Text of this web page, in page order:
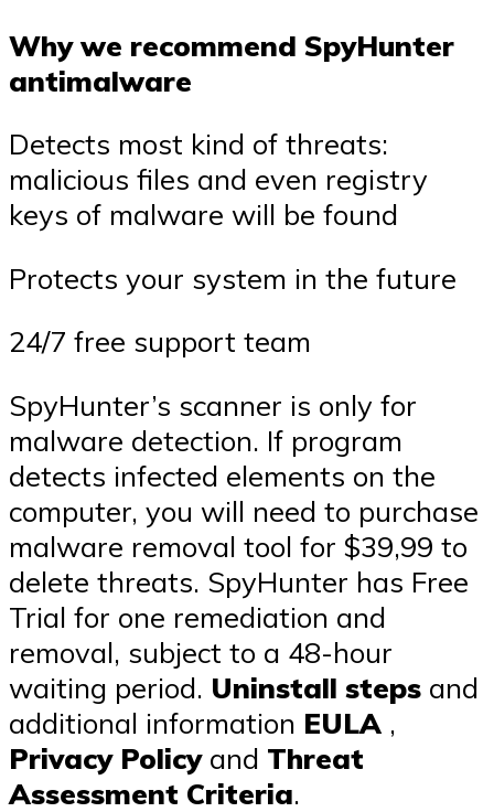
Why we recommend SpyHunter
antimalware
Detects most kind of threats:
malicious files and even registry
keys of malware will be found
Protects your system in the future
24/7 free support team
SpyHunter’s scanner is only for
malware detection. If program
detects infected elements on the
computer, you will need to purchase
malware removal tool for $39,99 to
delete threats. SpyHunter has Free
Trial for one remediation and
removal, subject to a 48-hour
waiting period. Uninstall steps and
additional information EULA ,
Privacy Policyand Threat
Assessment Criteria.